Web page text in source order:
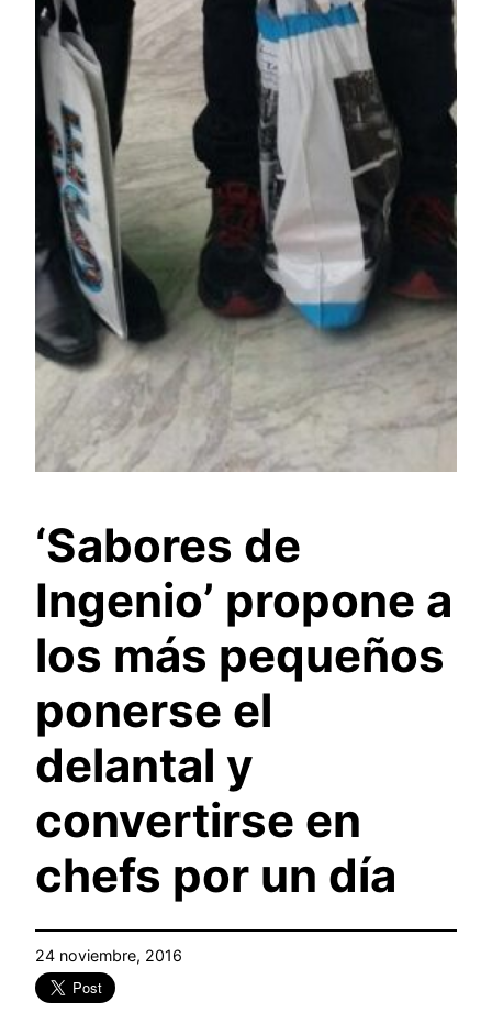
‘Sabores de
Ingenio’ propone a
los más pequeños
ponerse el
delantal y
convertirse en
chefs por un día
24 noviembre, 2016